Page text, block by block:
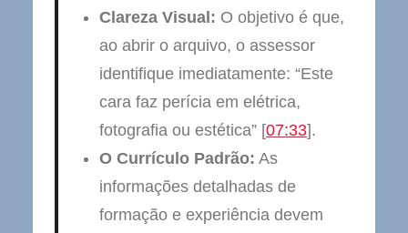
Clareza Visual: O objetivo é que,
ao abrir o arquivo, o assessor
identifique imediatamente: “Este
cara faz perícia em elétrica,
fotografia ou estética” [07:33].
O Currículo Padrão: As
informações detalhadas de
formação e experiência devem